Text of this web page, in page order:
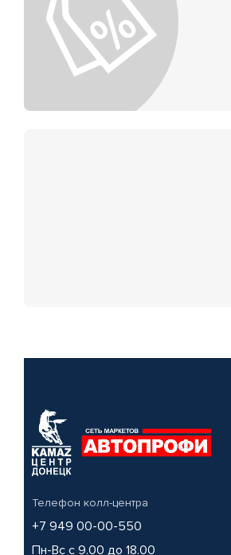
Телефон колл-центра
+7 949 00-00-550
Пн-Вс с 9.00 до 18.00